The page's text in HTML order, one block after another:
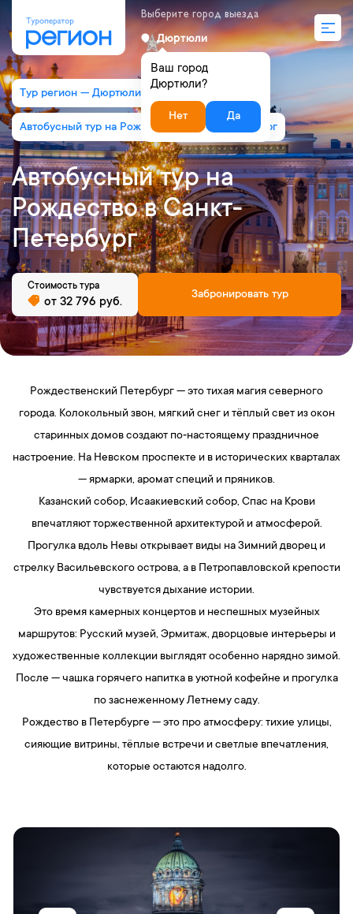
Выберите город выезда
Дюртюли
Ваш город
Дюртюли?
Нет Да
Тур регион — Дюртюли
Автобусный тур на Рождество в Санкт-Петербург
Автобусный тур на
Рождество в Санкт-
Петербург
Забронировать тур
Стоимость тура
от 32 796 руб.
Рождественский Петербург — это тихая магия северного
города. Колокольный звон, мягкий снег и тёплый свет из окон
старинных домов создают по‑настоящему праздничное
настроение. На Невском проспекте и в исторических кварталах
— ярмарки, аромат специй и пряников.
Казанский собор, Исаакиевский собор, Спас на Крови
впечатляют торжественной архитектурой и атмосферой.
Прогулка вдоль Невы открывает виды на Зимний дворец и
стрелку Васильевского острова, а в Петропавловской крепости
чувствуется дыхание истории.
Это время камерных концертов и неспешных музейных
маршрутов: Русский музей, Эрмитаж, дворцовые интерьеры и
художественные коллекции выглядят особенно нарядно зимой.
После — чашка горячего напитка в уютной кофейне и прогулка
по заснеженному Летнему саду.
Рождество в Петербурге — это про атмосферу: тихие улицы,
сияющие витрины, тёплые встречи и светлые впечатления,
которые остаются надолго.